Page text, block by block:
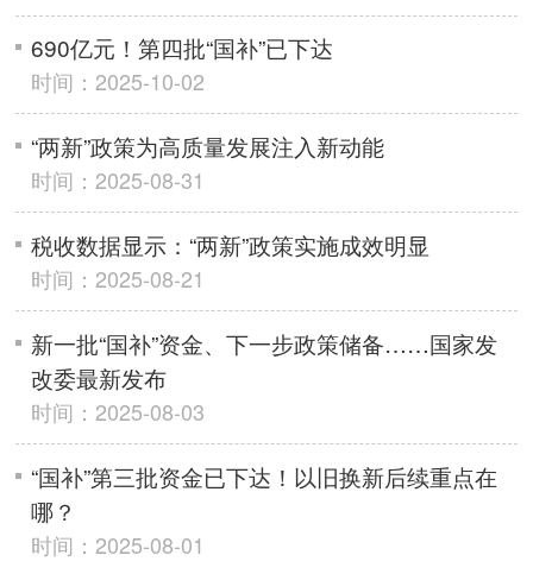
690亿元！第四批“国补”已下达
时间：2025-10-02
“两新”政策为高质量发展注入新动能
时间：2025-08-31
税收数据显示：“两新”政策实施成效明显
时间：2025-08-21
新一批“国补”资金、下一步政策储备……国家发
改委最新发布
时间：2025-08-03
“国补”第三批资金已下达！以旧换新后续重点在
哪？
时间：2025-08-01